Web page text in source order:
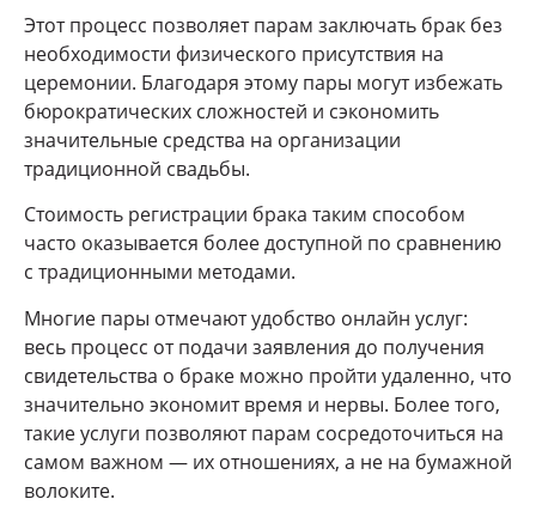
Этот процесс позволяет парам заключать брак без
необходимости физического присутствия на
церемонии. Благодаря этому пары могут избежать
бюрократических сложностей и сэкономить
значительные средства на организации
традиционной свадьбы.
Стоимость регистрации брака таким способом
часто оказывается более доступной по сравнению
с традиционными методами.
Многие пары отмечают удобство онлайн услуг:
весь процесс от подачи заявления до получения
свидетельства о браке можно пройти удаленно, что
значительно экономит время и нервы. Более того,
такие услуги позволяют парам сосредоточиться на
самом важном — их отношениях, а не на бумажной
волоките.